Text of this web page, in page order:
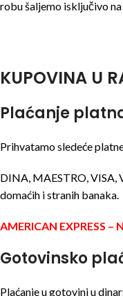
robu šaljemo isključivo
KUPOVINA U
Plaćanje
Prihvatamo sledeće
DINA, MAESTRO, VISA,
domaćih i stranih banaka.
AMERICAN EXPRESS –
Gotovinsko
Plaćanje u gotovini u